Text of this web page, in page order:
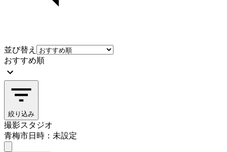
並び替え
おすすめ順
絞り込み
撮影スタジオ
青梅市日時：未設定